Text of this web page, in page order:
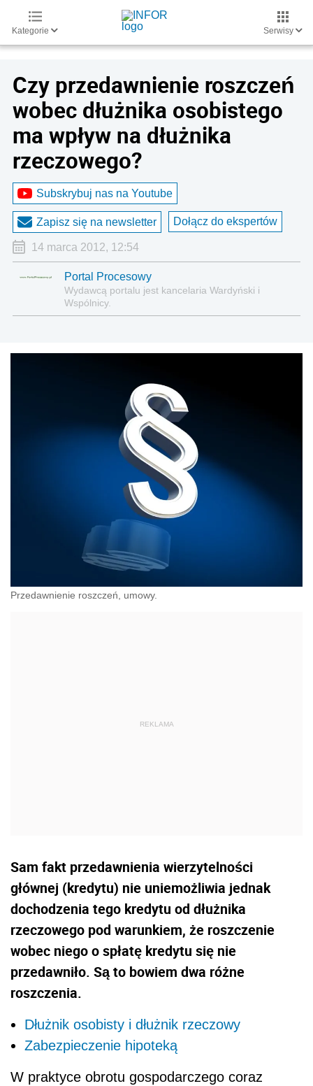
Kategorie Serwisy
Czy przedawnienie roszczeń
wobec dłużnika osobistego
ma wpływ na dłużnika
rzeczowego?
Subskrybuj nas na Youtube
Zapisz się na newsletter Dołącz do ekspertów
14 marca 2012, 12:54
Portal Procesowy
Wydawcą portalu jest kancelaria Wardyński i
Wspólnicy.
Przedawnienie roszczeń, umowy.
Sam fakt przedawnienia wierzytelności
głównej (kredytu) nie uniemożliwia jednak
dochodzenia tego kredytu od dłużnika
rzeczowego pod warunkiem, że roszczenie
wobec niego o spłatę kredytu się nie
przedawniło. Są to bowiem dwa różne
roszczenia.
Dłużnik osobisty i dłużnik rzeczowy
Zabezpieczenie hipoteką
W praktyce obrotu gospodarczego coraz